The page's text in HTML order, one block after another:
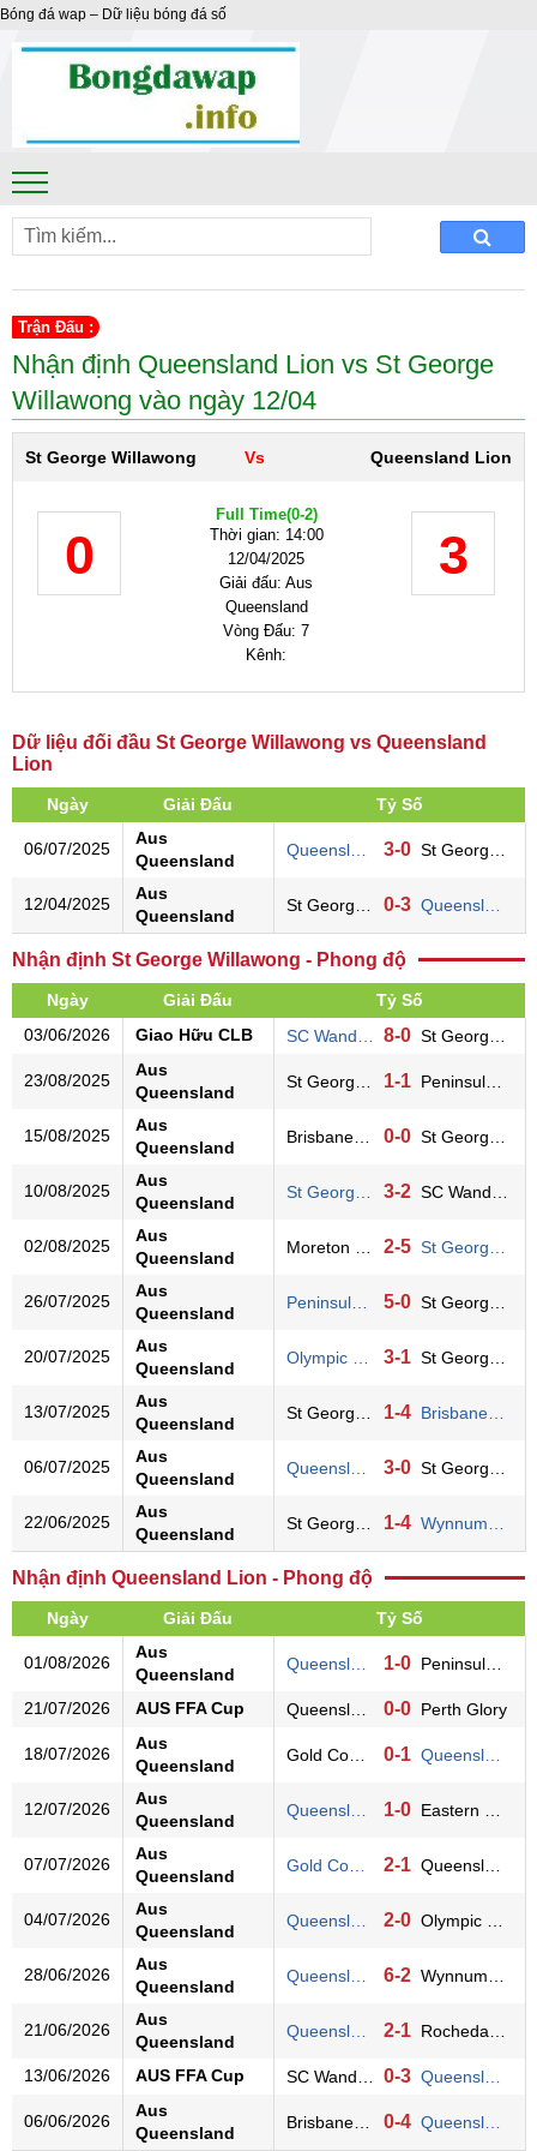
Bóng đá wap – Dữ liệu bóng đá số
Trận Đấu :
Nhận định Queensland Lion vs St George
Willawong vào ngày 12/04
St George Willawong Vs Queensland Lion
0
Full Time(0-2)
Thời gian: 14:00
12/04/2025
Giải đấu: Aus
Queensland
Vòng Đấu: 7
Kênh:
3
Dữ liệu đối đầu St George Willawong vs Queensland
Lion
Ngày Giải Đấu Tỷ Số
06/07/2025
Aus
Queensland
3-0
12/04/2025
Aus
Queensland
0-3 Queensland Lion
Nhận định St George Willawong - Phong độ
Ngày Giải Đấu
Tỷ Số
03/06/2026
Giao Hữu CLB 8-0
23/08/2025
Aus
Queensland
1-1 Peninsula Power
15/08/2025
Aus
Queensland
0-0
10/08/2025
Aus
Queensland
3-2
02/08/2025
Aus
Queensland
2-5
26/07/2025
Aus
Queensland
5-0
20/07/2025
Aus
Queensland
3-1
13/07/2025
Aus
Queensland
1-4 Brisbane City
06/07/2025
Aus
Queensland
3-0
22/06/2025
Aus
Queensland
1-4
Nhận định Queensland Lion - Phong độ
Ngày Giải Đấu Tỷ Số
01/08/2026
Aus
Queensland
1-0 Peninsula Power
21/07/2026 AUS FFA Cup 0-0 Perth Glory
18/07/2026
Aus
Queensland
0-1 Queensland Lion
12/07/2026
Aus
Queensland
1-0
07/07/2026
Aus
Queensland
2-1 Queensland Lion
04/07/2026
Aus
Queensland
2-0
28/06/2026
Aus
Queensland
6-2
21/06/2026
Aus
Queensland
2-1
13/06/2026 AUS FFA Cup 0-3 Queensland Lion
06/06/2026
Aus
Queensland
0-4 Queensland Lion